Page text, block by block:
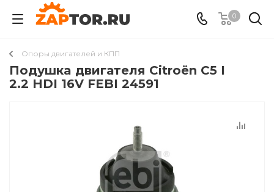
0
Опоры двигателей и КПП
Подушкa двигателя Citroën C5 I
2.2 HDI 16V FEBI 24591